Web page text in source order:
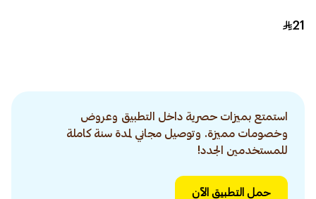
21
استمتع بميزات حصرية داخل التطبيق وعروض
وخصومات مميزة. وتوصيل مجاني لمدة سنة كاملة
للمستخدمين الجدد!
حمل التطبيق الآن